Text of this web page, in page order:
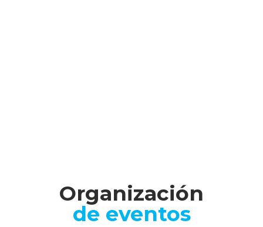
Organización
de eventos